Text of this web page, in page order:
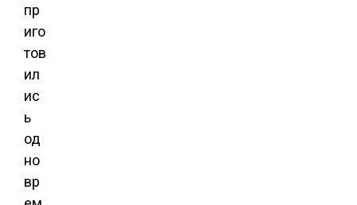
пр
иго
тов
ил
ис
ь
од
но
вр